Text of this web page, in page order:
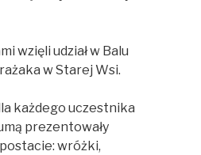
wzięli udział w Balu
w Starej Wsi.
każdego uczestnika
prezentowały
wróżki,